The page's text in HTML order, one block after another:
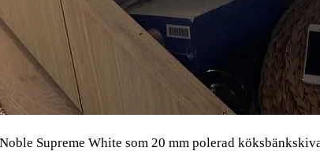
Supreme White som 20 mm polerad